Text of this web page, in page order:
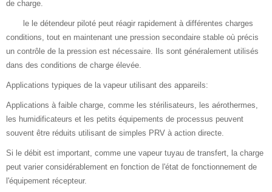
de charge.
le le détendeur piloté peut réagir rapidement à différentes charges
conditions, tout en maintenant une pression secondaire stable où précis
un contrôle de la pression est nécessaire. Ils sont généralement utilisés
dans des conditions de charge élevée.
Applications typiques de la vapeur utilisant des appareils:
Applications à faible charge, comme les stérilisateurs, les aérothermes,
les humidificateurs et les petits équipements de processus peuvent
souvent être réduits utilisant de simples PRV à action directe.
Si le débit est important, comme une vapeur tuyau de transfert, la charge
peut varier considérablement en fonction de l'état de fonctionnement de
l'équipement récepteur.